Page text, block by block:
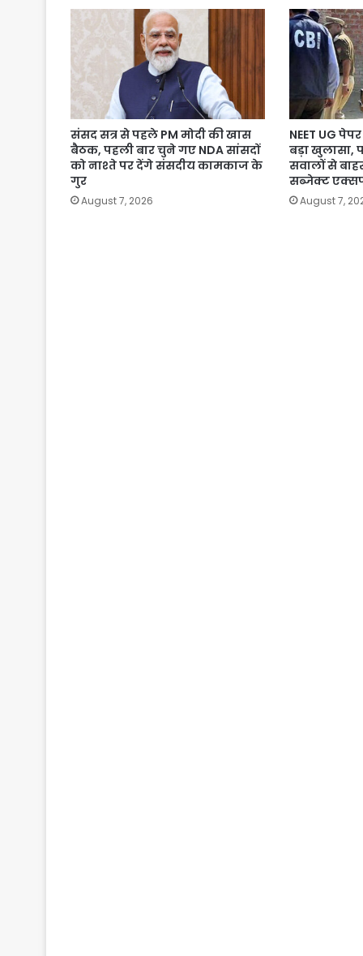
संसद सत्र से पहले PM मोदी की खास
बैठक, पहली बार चुने गए NDA सांसदों
को नाश्ते पर देंगे संसदीय कामकाज के
गुर
August 7, 2026
NEET UG
बड़ा खुलासा,
सवालों से
सब्जेक्ट
August 7,